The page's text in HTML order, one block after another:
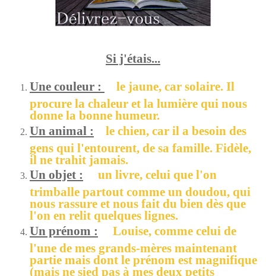
Si j'étais...
Une couleur :
le jaune, car solaire. Il
procure la chaleur et la lumière qui nous
donne la bonne humeur.
Un animal : le chien, car il a besoin des
gens qui l'entourent, de sa famille. Fidèle,
il ne trahit jamais.
Un objet : un livre, celui que l'on
trimballe partout comme un doudou, qui
nous rassure et nous fait du bien dès que
l'on en relit quelques lignes.
Un prénom : Louise, comme celui de
l'une de mes grands-mères maintenant
partie mais dont le prénom est magnifique
(mais ne sied pas à mes deux petits